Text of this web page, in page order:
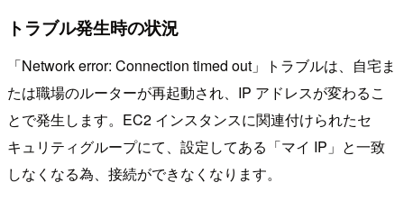
トラブル発生時の状況
「Network error: Connection timed out」トラブルは、自宅ま
たは職場のルーターが再起動され、IP アドレスが変わるこ
とで発生します。EC2 インスタンスに関連付けられたセ
キュリティグループにて、設定してある「マイ IP」と一致
しなくなる為、接続ができなくなります。